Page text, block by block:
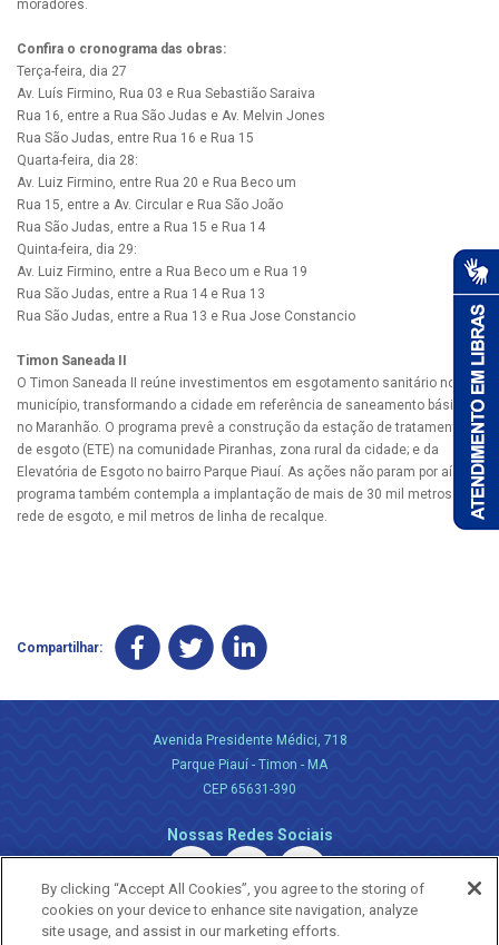
moradores.
Confira o cronograma das obras:
Terça-feira, dia 27
Av. Luís Firmino, Rua 03 e Rua Sebastião Saraiva
Rua 16, entre a Rua São Judas e Av. Melvin Jones
Rua São Judas, entre Rua 16 e Rua 15
Quarta-feira, dia 28:
Av. Luiz Firmino, entre Rua 20 e Rua Beco um
Rua 15, entre a Av. Circular e Rua São João
Rua São Judas, entre a Rua 15 e Rua 14
Quinta-feira, dia 29:
Av. Luiz Firmino, entre a Rua Beco um e Rua 19
Rua São Judas, entre a Rua 14 e Rua 13
Rua São Judas, entre a Rua 13 e Rua Jose Constancio
Timon Saneada II
O Timon Saneada II reúne investimentos em esgotamento sanitário no
município, transformando a cidade em referência de saneamento básico
no Maranhão. O programa prevê a construção da estação de tratamento
de esgoto (ETE) na comunidade Piranhas, zona rural da cidade; e da
Elevatória de Esgoto no bairro Parque Piauí. As ações não param por aí. O
programa também contempla a implantação de mais de 30 mil metros de
rede de esgoto, e mil metros de linha de recalque.
Compartilhar:
Avenida Presidente Médici, 718
Parque Piauí - Timon - MA
CEP 65631-390
Nossas Redes Sociais
By clicking “Accept All Cookies”, you agree to the storing of
cookies on your device to enhance site navigation, analyze
site usage, and assist in our marketing efforts.